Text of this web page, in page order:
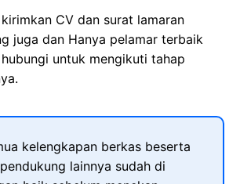
CV dan surat lamaran
juga dan Hanya pelamar terbaik
untuk mengikuti tahap
kelengkapan berkas beserta
lainnya sudah di